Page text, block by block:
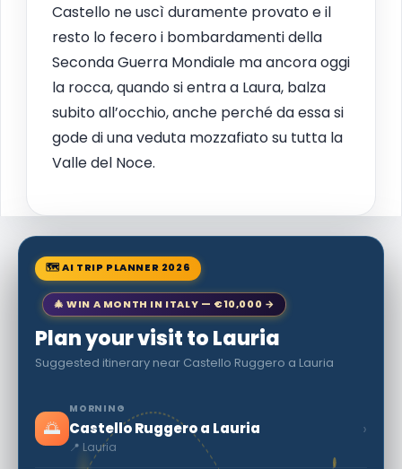
Castello ne uscì duramente provato e il
resto lo fecero i bombardamenti della
Seconda Guerra Mondiale ma ancora oggi
la rocca, quando si entra a Laura, balza
subito all’occhio, anche perché da essa si
gode di una veduta mozzafiato su tutta la
Valle del Noce.
🗺 AI TRIP PLANNER 2026
🎄 WIN A MONTH IN ITALY — €10,000 →
Plan your visit to Lauria
Suggested itinerary near Castello Ruggero a Lauria
🌅
MORNING
Castello Ruggero a Lauria
📍 Lauria
›